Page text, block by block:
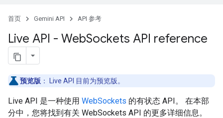
首页 Gemini API API 参考
Live API - WebSockets API reference
预览版 ： Live API 目前为预览版。
Live API 是一种使用 WebSockets 的有状态 API。 在本部
分中，您将找到有关 WebSockets API 的更多详细信息。